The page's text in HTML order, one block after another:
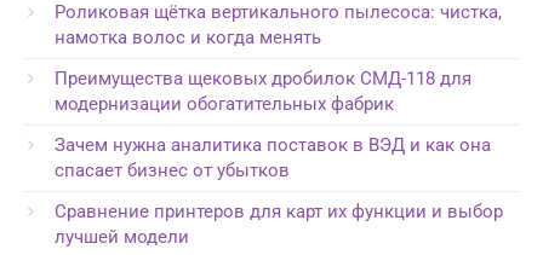
Роликовая щётка вертикального пылесоса: чистка,
намотка волос и когда менять
Преимущества щековых дробилок СМД-118 для
модернизации обогатительных фабрик
Зачем нужна аналитика поставок в ВЭД и как она
спасает бизнес от убытков
Сравнение принтеров для карт их функции и выбор
лучшей модели